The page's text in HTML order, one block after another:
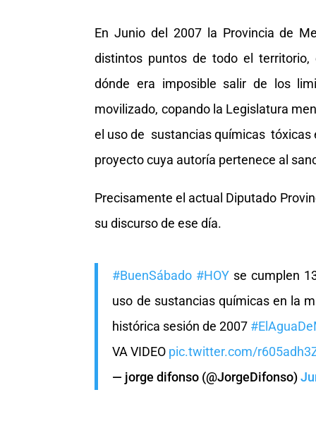
En Junio del 2007 la Provincia de
distintos puntos de todo el territorio,
dónde era imposible salir de los
movilizado, copando la Legislatura
el uso de sustancias químicas tóxicas
proyecto cuya autoría pertenece al
Precisamente el actual Diputado
su discurso de ese día.
#BuenSábado #HOY se cumplen
uso de sustancias químicas en la
histórica sesión de 2007
VA VIDEO pic.twitter.com/
— jorge difonso (@JorgeDifonso)